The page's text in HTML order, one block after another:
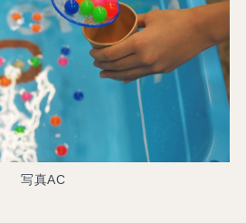
写真AC